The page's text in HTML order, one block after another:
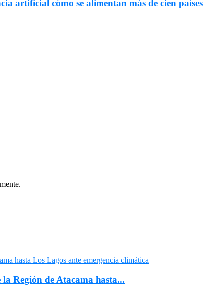
artificial cómo se alimentan más de cien países
Región de Atacama hasta...